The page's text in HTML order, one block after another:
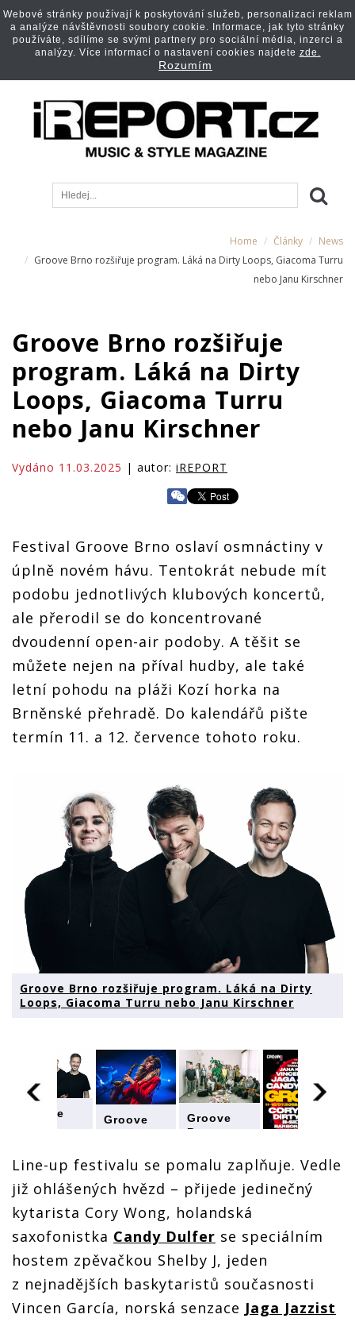
Home Články
News
Groove Brno rozšiřuje program. Láká na Dirty Loops, Giacoma Turru
nebo Janu Kirschner
Groove Brno rozšiřuje
program. Láká na Dirty
Loops, Giacoma Turru
nebo Janu Kirschner
Vydáno 11.03.2025 | autor: iREPORT
Festival Groove Brno oslaví osmnáctiny v
úplně novém hávu. Tentokrát nebude mít
podobu jednotlivých klubových koncertů,
ale přerodil se do koncentrované
dvoudenní open-air podoby. A těšit se
můžete nejen na příval hudby, ale také
letní pohodu na pláži Kozí horka na
Brněnské přehradě. Do kalendářů pište
termín 11. a 12. července tohoto roku.
Groove Brno rozšiřuje program. Láká na Dirty
Loops, Giacoma Turru nebo Janu Kirschner
Groove
Láká na
Dirty
Giacoma
nebo
Janu
Groove
program.
Dirty
Loops,
Giacoma
Turru
Janu
Kirschner
Groove
Brno
program.
Dirty
Loops,
Giacoma
Turru
nebo
Janu
Kirschner
Groove
rozšiřuje
Dirty
Turru
nebo
Janu
Line-up festivalu se pomalu zaplňuje. Vedle
již ohlášených hvězd – přijede jedinečný
kytarista Cory Wong, holandská
saxofonistka Candy Dulfer se speciálním
hostem zpěvačkou Shelby J, jeden
z nejnadějších baskytaristů současnosti
Vincen García, norská senzace Jaga Jazzist
Webové stránky používají k poskytování služeb, personalizaci reklam
a analýze návštěvnosti soubory cookie. Informace, jak tyto stránky
používáte, sdílíme se svými partnery pro sociální média, inzerci a
analýzy. Více informací o nastavení cookies najdete zde.
Rozumím